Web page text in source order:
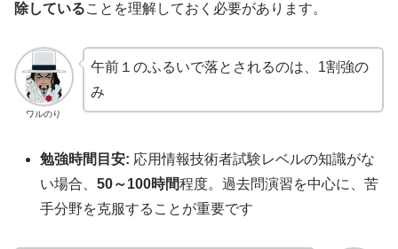
除していることを理解しておく必要があります。
ワルのり
午前１のふるいで落とされるのは、1割強の
み
勉強時間目安: 応用情報技術者試験レベルの知識がな
い場合、50～100時間程度。過去問演習を中心に、苦
手分野を克服することが重要です